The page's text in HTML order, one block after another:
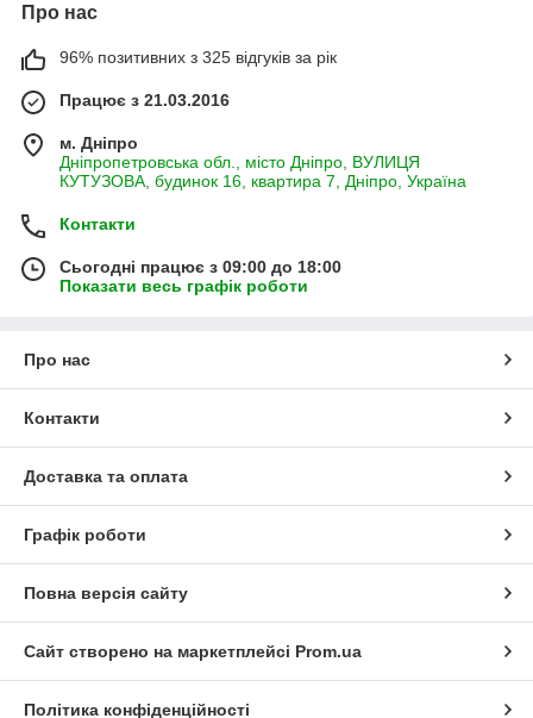
Про нас
96% позитивних з 325 відгуків за рік
Працює з 21.03.2016
м. Дніпро
Дніпропетровська обл., місто Дніпро, ВУЛИЦЯ
КУТУЗОВА, будинок 16, квартира 7, Дніпро, Україна
Контакти
Сьогодні працює з 09:00 до 18:00
Показати весь графік роботи
Про нас
Контакти
Доставка та оплата
Графік роботи
Повна версія сайту
Сайт створено на маркетплейсі Prom.ua
Політика конфіденційності